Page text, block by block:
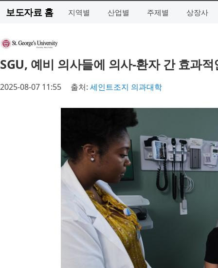
보도자료 홈 지역별 산업별 주제별 상장사
SGU, 예비 의사들에 의사-환자 간 효과
2025-08-07 11:55 출처: 세인트조지 의과대학